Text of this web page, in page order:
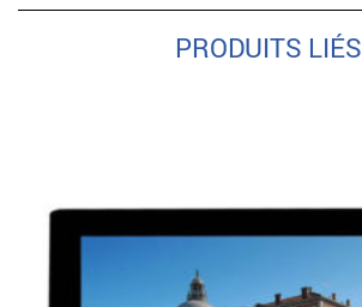
PRODUITS LIÉS